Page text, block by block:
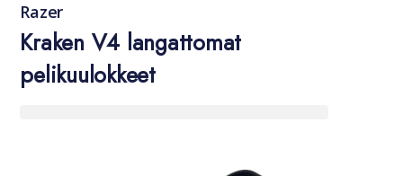
Razer
Kraken V4 langattomat
pelikuulokkeet